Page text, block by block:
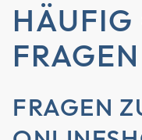
HÄUFIG
FRAGEN
FRAGEN